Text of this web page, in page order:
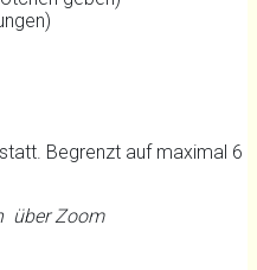
Begrenzt auf maximal 6
über Zoom